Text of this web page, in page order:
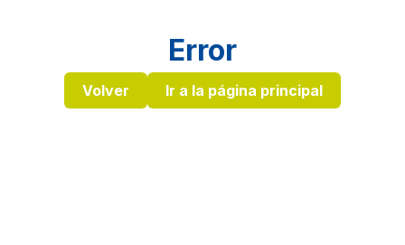
Error
Volver Ir a la página principal